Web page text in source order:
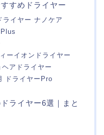
すめドライヤー
ライヤー ナノケア
ーイオンドライヤー
アドライヤー
ドライヤーPro
ライヤー6選｜まと